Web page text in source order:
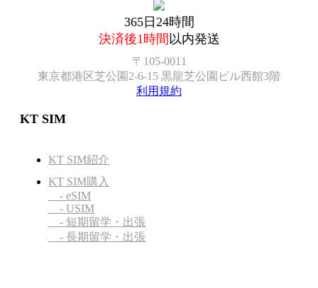
365日24時間
決済後1時間以内発送
〒105-0011
東京都港区芝公園2-6-15 黒龍芝公園ビル西館3階
利用規約
KT SIM
KT SIM紹介
KT SIM購入
- eSIM
- USIM
- 短期留学・出張
- 長期留学・出張